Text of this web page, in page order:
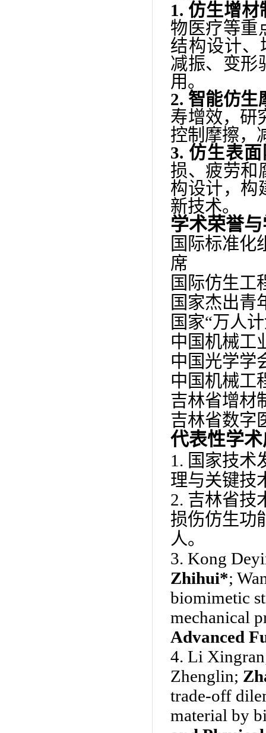
1. 仿生增材
物医疗等重
结构设计、
减振、变形
用。
2. 智能仿生
寿增效， 研
控制摩擦，
3. 仿生表
损、疲劳和
构设计 ， 构
新技术。
学术荣誉
国际标准化
席
国际仿生工
国家杰出青
国家“万人
中国机械工
中国光学学
中国机械工
吉林省增材
吉林省数字
代表性学
1. 国家技术
理与关键技
2. 吉林省技
损伤仿生功
人。
3.Kong
Zhihui*;
biomimetic
mechanical
Advanced
4.Li
Zhenglin;
trade-off
material by